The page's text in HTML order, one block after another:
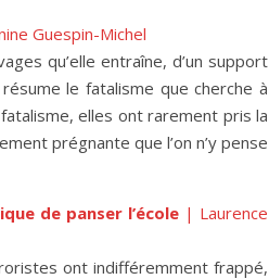
Guespin-Michel
qu’elle entraîne, d’un support
le fatalisme que cherche à
elles ont rarement pris la
prégnante que l’on n’y pense
de panser l’école | Laurence
ont indifféremment frappé,